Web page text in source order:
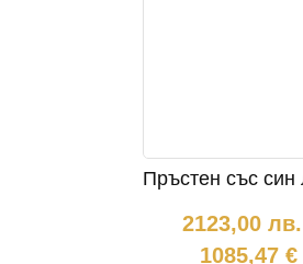
2123,00 лв.
1085,47 €